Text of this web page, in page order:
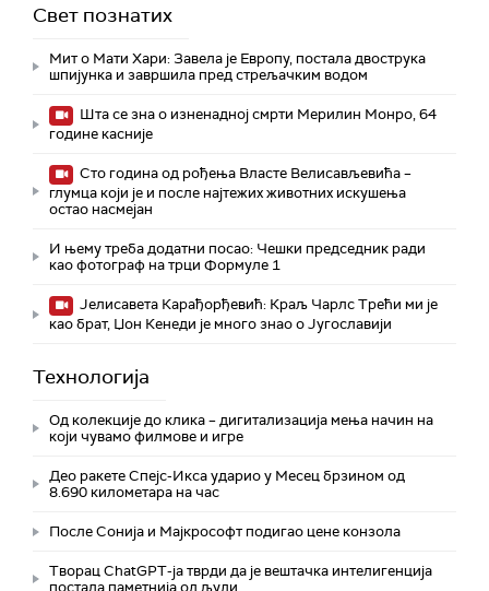
Свет познатих
Мит о Мати Хари: Завела је Европу, постала двострука
шпијунка и завршила пред стрељачким водом
Шта се зна о изненадној смрти Мерилин Монро, 64
године касније
Сто година од рођења Власте Велисављевића –
глумца који је и после најтежих животних искушења
остао насмејан
И њему треба додатни посао: Чешки председник ради
као фотограф на трци Формуле 1
Јелисавета Карађорђевић: Краљ Чарлс Трећи ми је
као брат, Џон Кенеди је много знао о Југославији
Технологијa
Од колекције до клика – дигитализација мења начин на
који чувамо филмове и игре
Део ракете Спејс-Икса ударио у Месец брзином од
8.690 километара на час
После Сонија и Мајкрософт подигао цене конзола
Творац ChatGPT-ја тврди да је вештачка интелигенција